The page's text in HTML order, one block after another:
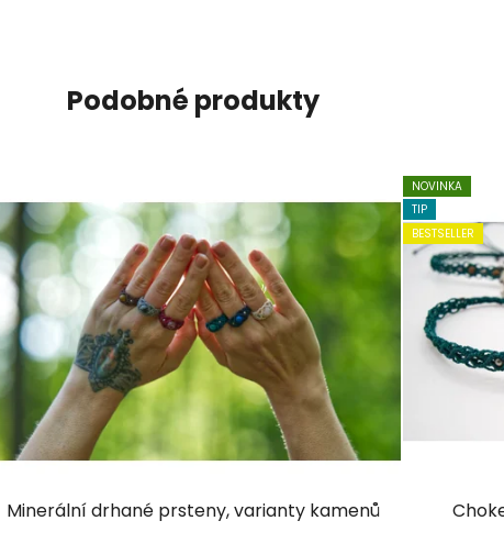
Podobné produkty
Minerální drhané prsteny, varianty kamenů
NOVINKA
TIP
BESTSELLER